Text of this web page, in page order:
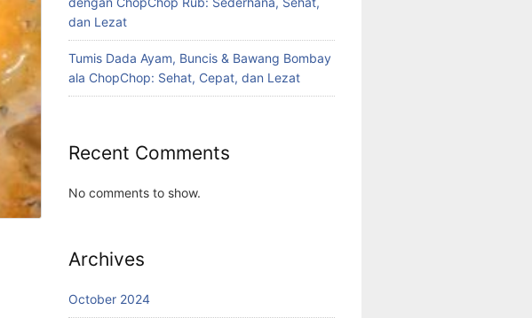
dan Lezat
Tumis Dada Ayam, Buncis & Bawang Bombay
ala ChopChop: Sehat, Cepat, dan Lezat
Recent Comments
No comments to show.
Archives
October 2024